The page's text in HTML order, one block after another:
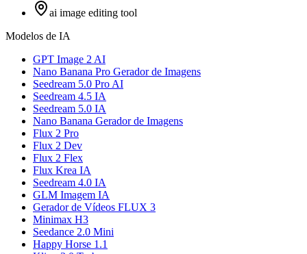
ai image editing tool
Modelos de IA
GPT Image 2 AI
Nano Banana Pro Gerador de Imagens
Seedream 5.0 Pro AI
Seedream 4.5 IA
Seedream 5.0 IA
Nano Banana Gerador de Imagens
Flux 2 Pro
Flux 2 Dev
Flux 2 Flex
Flux Krea IA
Seedream 4.0 IA
GLM Imagem IA
Gerador de Vídeos FLUX 3
Minimax H3
Seedance 2.0 Mini
Happy Horse 1.1